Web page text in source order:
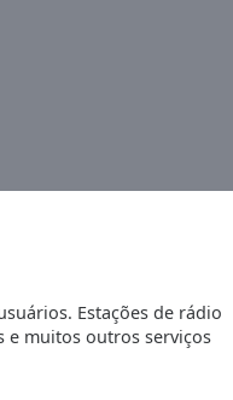
Estações de rádio
e muitos outros serviços